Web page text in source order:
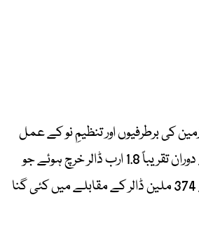
کی برطرفیوں اور تنظیمِ نو کے عمل
پر گزشتہ مالی سال کے دوران تقریباً 1.8 ارب ڈالر خرچ ہوئے جو
اس سے پہلے سال کے 374 ملین ڈالر کے مقابلے میں کئی گنا